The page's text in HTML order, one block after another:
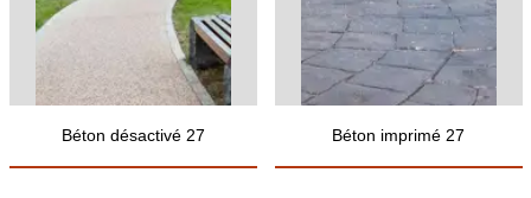
Béton désactivé 27 Béton imprimé 27